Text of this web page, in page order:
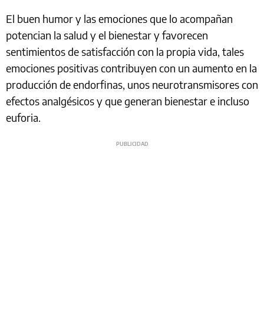
El buen humor y las emociones que lo acompañan
potencian la salud y el bienestar y favorecen
sentimientos de satisfacción con la propia vida, tales
emociones positivas contribuyen con un aumento en la
producción de endorfinas, unos neurotransmisores con
efectos analgésicos y que generan bienestar e incluso
euforia.